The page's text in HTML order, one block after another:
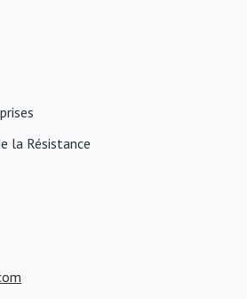
la Résistance